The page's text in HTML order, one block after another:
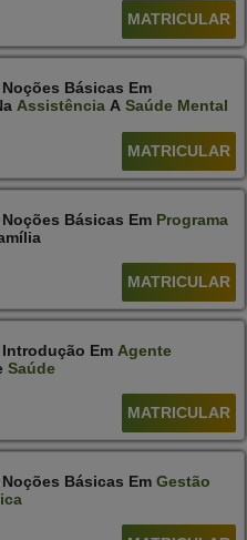
MATRICULAR
Básicas Em
AssistênciaA Saúde Mental
MATRICULAR
Básicas Em Programa
MATRICULAR
Em Agente
Saúde
MATRICULAR
Básicas Em Gestão